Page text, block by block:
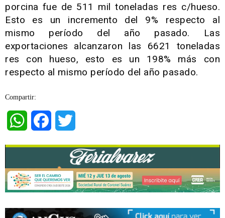
porcina fue de 511 mil toneladas res c/hueso.
Esto es un incremento del 9% respecto al
mismo período del año pasado. Las
exportaciones alcanzaron las 6621 toneladas
res con hueso, esto es un 198% más con
respecto al mismo período del año pasado.
Compartir:
WhatsAppFacebook